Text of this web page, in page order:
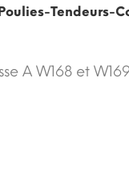
Tendeurs-
A W168 et